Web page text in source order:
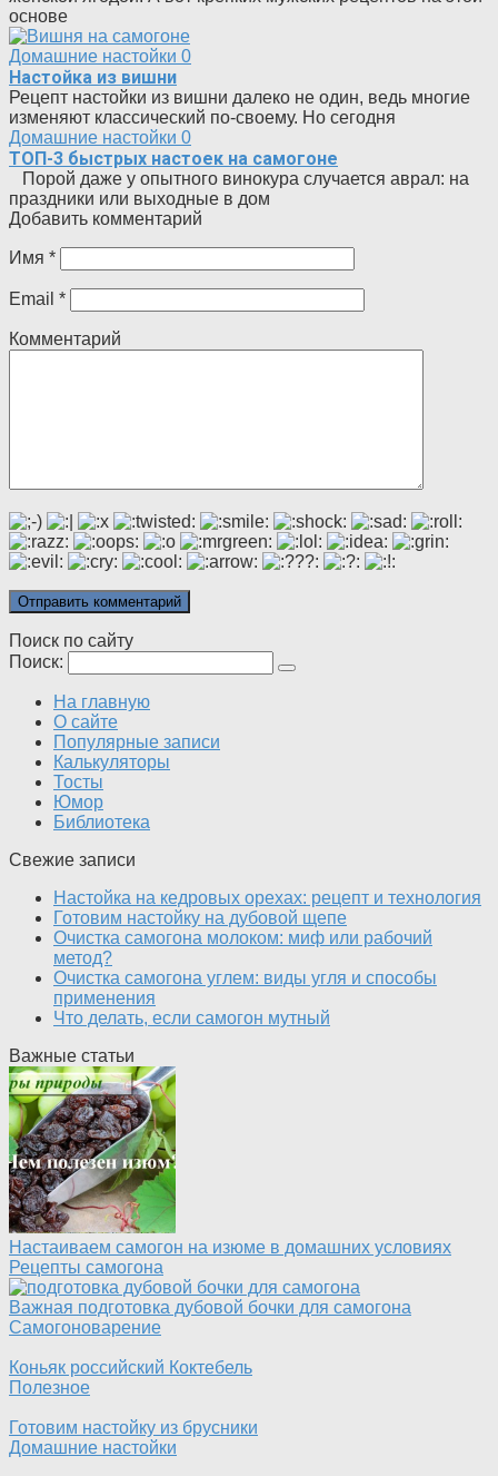
основе
Домашние настойки 0
Настойка из вишни
Рецепт настойки из вишни далеко не один, ведь многие
изменяют классический по-своему. Но сегодня
Домашние настойки 0
ТОП-3 быстрых настоек на самогоне
Порой даже у опытного винокура случается аврал: на
праздники или выходные в дом
Добавить комментарий
Имя *
Email *
Комментарий
Поиск по сайту
Поиск:
На главную
О сайте
Популярные записи
Калькуляторы
Тосты
Юмор
Библиотека
Свежие записи
Настойка на кедровых орехах: рецепт и технология
Готовим настойку на дубовой щепе
Очистка самогона молоком: миф или рабочий
метод?
Очистка самогона углем: виды угля и способы
применения
Что делать, если самогон мутный
Важные статьи
Настаиваем самогон на изюме в домашних условиях
Рецепты самогона
Важная подготовка дубовой бочки для самогона
Самогоноварение
Коньяк российский Коктебель
Полезное
Готовим настойку из брусники
Домашние настойки